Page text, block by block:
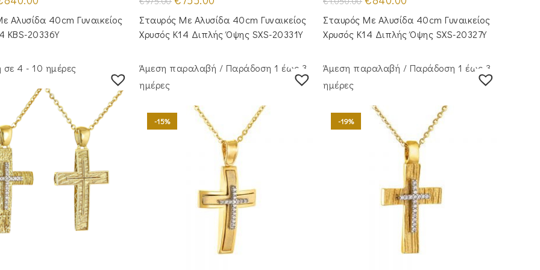
τιμή
είναι:
€840.00.
Aλυσίδα 40cm Γυναικείος
KBS-20336Y
price
was:
€975.00.
τιμή
είναι:
€755.00.
Σταυρός Με Αλυσίδα 40cm Γυναικείος
Χρυσός Κ14 Διπλής Όψης SXS-20331Y
price
was:
€1,050.00.
τιμή
είναι:
€840.00.
Σταυρός Με Αλυσίδα 40cm Γυναικείος
Χρυσός Κ14 Διπλής Όψης SXS-20327Y
4 - 10 ημέρες
Άμεση παραλαβή / Παράδoση 1 έως 3
ημέρες
-15%
Άμεση παραλαβή / Παράδoση 1 έως 3
ημέρες
-19%